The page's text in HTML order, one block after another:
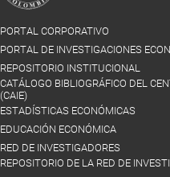
PORTAL CORPORATIVO
PORTAL DE INVESTIGACIONES
REPOSITORIO INSTITUCIONAL
CATÁLOGO BIBLIOGRÁFICO DEL
(CAIE)
ESTADÍSTICAS ECONÓMICAS
EDUCACIÓN ECONÓMICA
RED DE INVESTIGADORES
REPOSITORIO DE LA RED DE